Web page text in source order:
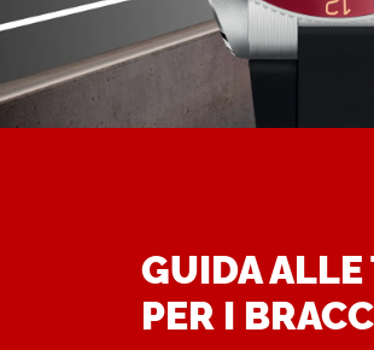
GUIDA ALLE
PER I